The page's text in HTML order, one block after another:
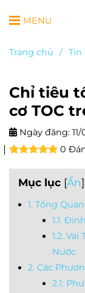
MENU
Trang chủ / Tin
Chỉ tiêu
cơ TOC
Ngày đăng:
0
Mục lục [Ẩn]
1. Tổng
1.1.
1.2.
Nước
2. Các
2.1.